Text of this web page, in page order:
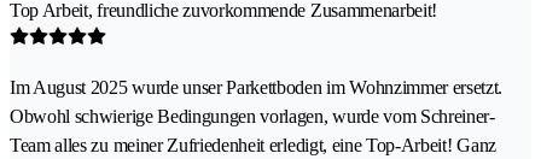
Top Arbeit, freundliche zuvorkommende Zusammenarbeit!
Im August 2025 wurde unser Parkettboden im Wohnzimmer ersetzt.
Obwohl schwierige Bedingungen vorlagen, wurde vom Schreiner-
Team alles zu meiner Zufriedenheit erledigt, eine Top-Arbeit! Ganz